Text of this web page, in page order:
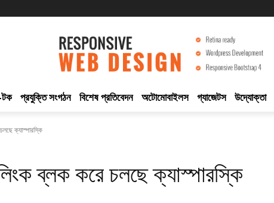
প্রযুক্তি সংগঠন বিশেষ প্রতিবেদন অটোমোবাইলস গ্যাজেটস উদ্যোক্তা
ক্যাস্পারস্কি
লিংক ব্লক করে চলছে ক্যাস্পারস্কি